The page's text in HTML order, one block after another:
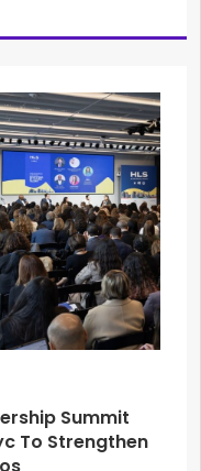
Summit
To Strengthen